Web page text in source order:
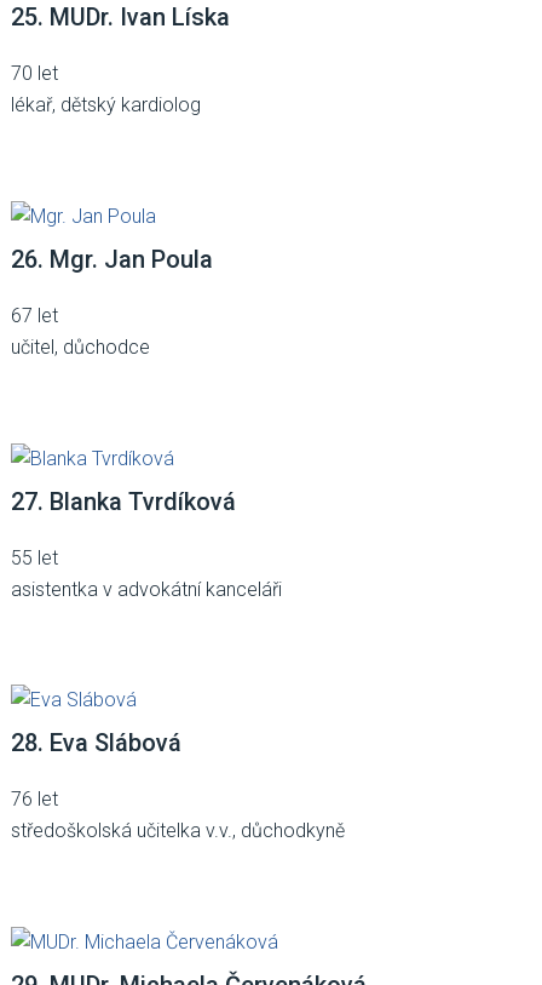
25. MUDr. Ivan Líska
70 let
lékař, dětský kardiolog
26. Mgr. Jan Poula
67 let
učitel, důchodce
27. Blanka Tvrdíková
55 let
asistentka v advokátní kanceláři
28. Eva Slábová
76 let
středoškolská učitelka v.v., důchodkyně